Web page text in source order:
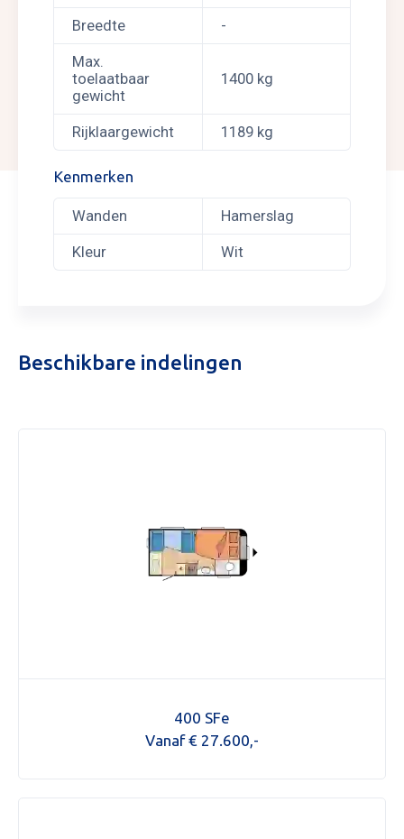
Breedte -
Max.
toelaatbaar
gewicht
1400 kg
Rijklaargewicht 1189 kg
Kenmerken
Wanden Hamerslag
Kleur Wit
Beschikbare indelingen
400 SFe
Vanaf € 27.600,-